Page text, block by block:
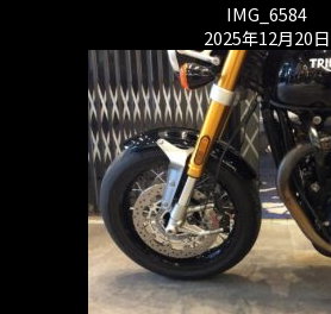
IMG_6584
2025年12月20日